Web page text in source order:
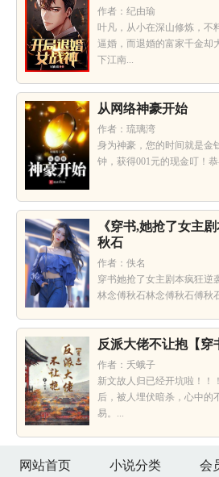
作者：纪由瑜
叶凡，从小在深山修炼，不
逼婚，而退婚的富家千金却
下江南...
从网络神豪开始
作者：琉璃湾
身为神豪，您的时间就是金
钟，获得001元的现金叮！
《穿书,她抢了女主
秋石
作者：佚名
穿书她抢了女主剧本疯狂逆
林念傅秋石林念傅秋石傅秋
反派大佬不让抱【穿
作者：夭蛾子
新文故人归已经开坑啦！！
后，被人埋伏暗杀，心中的
易。...
网站首页 小说分类 会